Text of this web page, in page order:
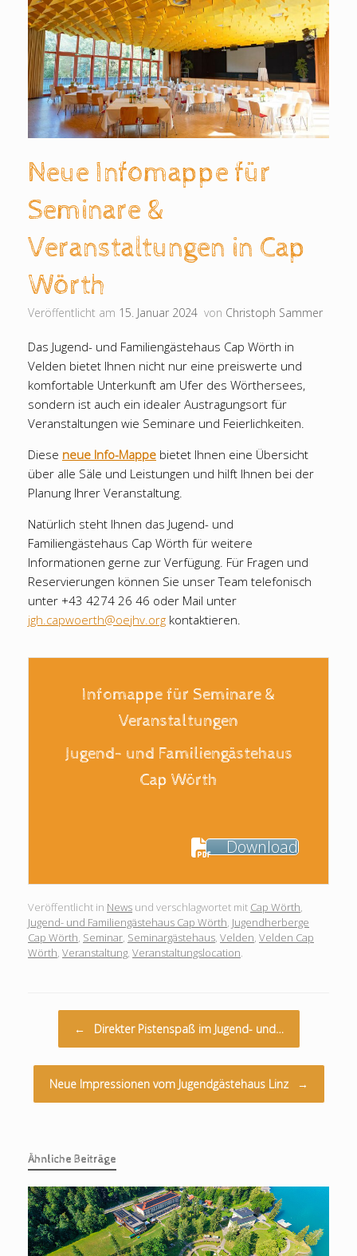
Neue Infomappe für
Seminare &
Veranstaltungen in Cap
Wörth
Veröffentlicht am 15. Januar 2024 von Christoph Sammer
Das Jugend- und Familiengästehaus Cap Wörth in
Velden bietet Ihnen nicht nur eine preiswerte und
komfortable Unterkunft am Ufer des Wörthersees,
sondern ist auch ein idealer Austragungsort für
Veranstaltungen wie Seminare und Feierlichkeiten.
Diese neue Info-Mappe bietet Ihnen eine Übersicht
über alle Säle und Leistungen und hilft Ihnen bei der
Planung Ihrer Veranstaltung.
Natürlich steht Ihnen das Jugend- und
Familiengästehaus Cap Wörth für weitere
Informationen gerne zur Verfügung. Für Fragen und
Reservierungen können Sie unser Team telefonisch
unter +43 4274 26 46 oder Mail unter
jgh.capwoerth@oejhv.org kontaktieren.
Infomappe für Seminare &
Veranstaltungen
Jugend- und Familiengästehaus
Cap Wörth
Download
Veröffentlicht in News und verschlagwortet mit Cap Wörth,
Jugend- und Familiengästehaus Cap Wörth, Jugendherberge
Cap Wörth, Seminar, Seminargästehaus, Velden, Velden Cap
Wörth, Veranstaltung, Veranstaltungslocation.
← Direkter Pistenspaß im Jugend- und…
Neue Impressionen vom Jugendgästehaus Linz →
Ähnliche Beiträge